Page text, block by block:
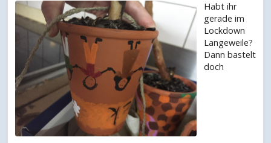
Habt ihr
gerade im
Lockdown
Langeweile?
Dann bastelt
doch